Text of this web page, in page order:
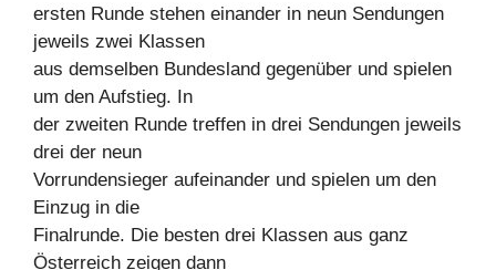
ersten Runde stehen einander in neun Sendungen
jeweils zwei Klassen
aus demselben Bundesland gegenüber und spielen
um den Aufstieg. In
der zweiten Runde treffen in drei Sendungen jeweils
drei der neun
Vorrundensieger aufeinander und spielen um den
Einzug in die
Finalrunde. Die besten drei Klassen aus ganz
Österreich zeigen dann